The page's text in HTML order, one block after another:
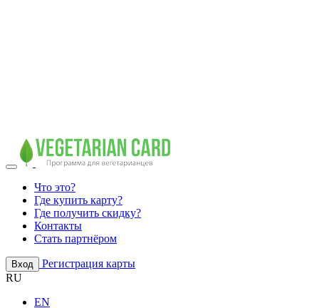
Что это?
Где купить карту?
Где получить скидку?
Контакты
Стать партнёром
Вход
Регистрация карты
RU
EN